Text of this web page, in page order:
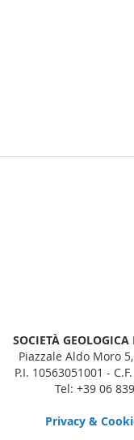
pagina
SOCIETÀ
Piazzale Aldo Moro
P.I. 10563051001 -
Tel: +39 06
Privacy &